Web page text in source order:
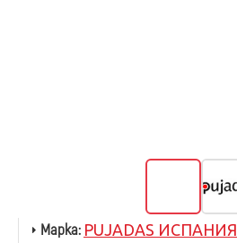
Марка: PUJADAS ИСПАНИЯ